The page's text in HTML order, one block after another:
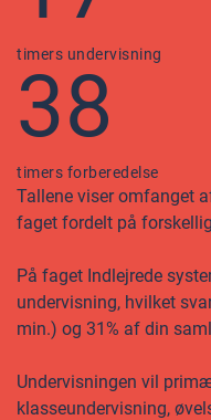
timers undervisning
38
timers forberedelse
Tallene viser omfanget
faget fordelt på
På faget Indlejrede
undervisning, hvilket
min.) og 31% af din
Undervisningen vil
klasseundervisning,